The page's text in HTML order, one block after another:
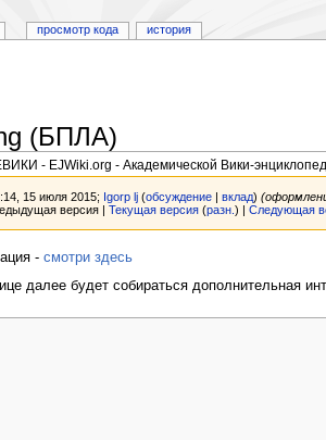
(БПЛА)
- EJWiki.org - Академической Вики-
15 июля 2015; Igorp lj (обсуждение| вклад)
версия | Текущая версия(разн. ) | Следующая
-смотри здесь
далее будет собираться дополнительная
просмотр кода история